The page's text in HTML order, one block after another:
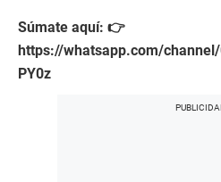
Súmate aquí: 👉
https://whatsapp.com/channel/
PY0z